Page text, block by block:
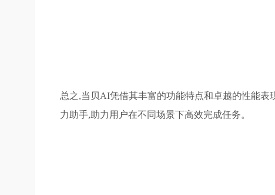
总之,当贝AI凭借其丰富的功能特点和卓越的性能
力助手,助力用户在不同场景下高效完成任务。